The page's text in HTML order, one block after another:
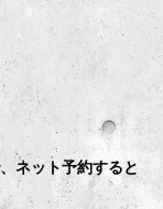
ネット予約すると